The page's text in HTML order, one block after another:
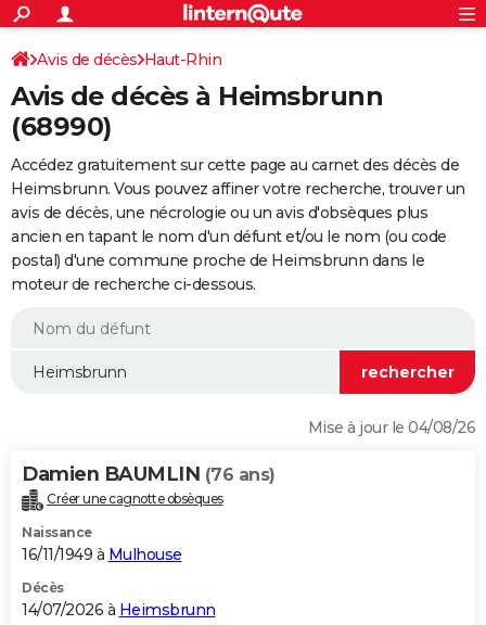
ACTUALITÉS
Politique
Société
Faits Divers
Education
Monde
Villes
+
SPORT
Coupe du monde 2026
Football
Tennis
Cyclisme
Rugby
Forum
FINANCE
Retraite
Impôts
Epargne
Immobilier
Risques naturels par ville
Banque
Assurance
Crédit
Essais
Réserver un essai
Citadines
Berlines
SUV
Forum auto
+
HIGH-TECH
Mobiles
Meilleur smartphone
Internet
Ordinateurs
Jeux vidéo
Guide high-tech
+BRICOLAGE
Forum
Aménagement intérieur
Extérieur
Cuisine
Salle de bains
Jardinage
Rangement
WEEK-END
Guides de France
Escapades
Patrimoine
Expositions
Musées
Week-end nature
LIFESTYLE
Alimentation
Guide de la santé
Maladies
Médicaments
Sommeil
VOYAGE
Destinations
City break
Voyage nature
Voyage de noces
Forum
Climat
+PHOTO
GUIDES D'ACHAT
BONS PLANS
S'inscrire
Connexion
Avis de décès Haut-Rhin
Avis de décès à Heimsbrunn
(68990)
Accédez gratuitement sur cette page au carnet des décès de
Heimsbrunn. Vous pouvez affiner votre recherche, trouver un
avis de décès, une nécrologie ou un avis d'obsèques plus
ancien en tapant le nom d'un défunt et/ou le nom (ou code
postal) d'une commune proche de Heimsbrunn dans le
moteur de recherche ci-dessous.
Mise à jour le 04/08/26
Damien BAUMLIN (76 ans)
Créer une cagnotte obsèques
Naissance
16/11/1949 à Mulhouse
Décès
14/07/2026 à Heimsbrunn